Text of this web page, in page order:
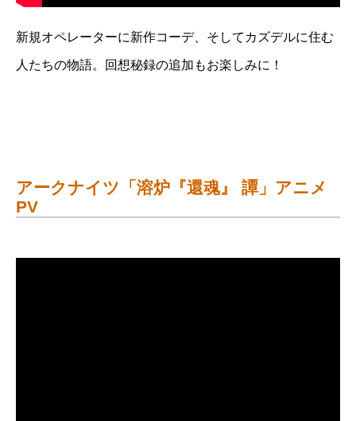
新規オペレーターに新作コーデ、そしてカズデルに住む
人たちの物語。回想秘録の追加もお楽しみに！
アークナイツ「溶炉『還魂』 譚」アニメ
PV